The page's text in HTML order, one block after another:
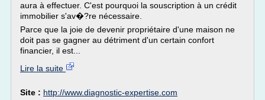
aura à effectuer. C'est pourquoi la souscription à un crédit
immobilier s'av�?re nécessaire.
Parce que la joie de devenir propriétaire d'une maison ne
doit pas se gagner au détriment d'un certain confort
financier, il est...
Lire la suite
Site : http://www.diagnostic-expertise.com